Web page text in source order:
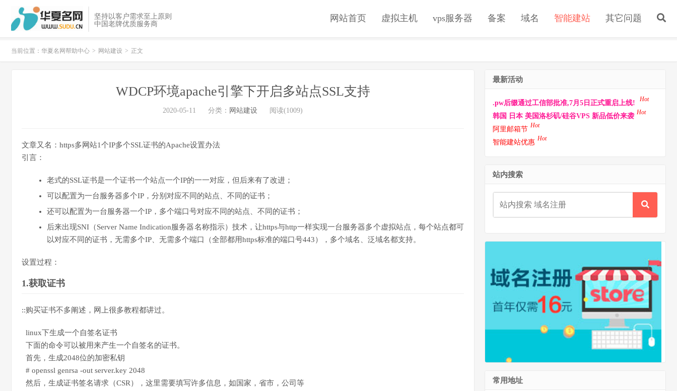
坚持以客户需求至上原则
中国老牌优质服务商
网站首页 虚拟主机 vps服务器 备案 域名 智能建站 其它问题
当前位置： 华夏名网帮助中心 > 网站建设 > 正文
WDCP环境apache引擎下开启多站点SSL支持
2020-05-11 分类： 网站建设 阅读(1009)
文章又名：https多网站1个IP多个SSL证书的Apache设置办法
引言：
老式的SSL证书是一个证书一个站点一个IP的一一对应，但后来有了改进；
可以配置为一台服务器多个IP，分别对应不同的站点、不同的证书；
还可以配置为一台服务器一个IP，多个端口号对应不同的站点、不同的证书；
后来出现SNI（Server Name Indication服务器名称指示）技术，让https与http一样实现一台服务器多个虚拟站点，每个站点都可
以对应不同的证书，无需多个IP、无需多个端口（全部都用https标准的端口号443），多个域名、泛域名都支持。
设置过程：
1.获取证书
::购买证书不多阐述，网上很多教程都讲过。
linux下生成一个自签名证书
下面的命令可以被用来产生一个自签名的证书。
首先，生成2048位的加密私钥
# openssl genrsa -out server.key 2048
然后，生成证书签名请求（CSR），这里需要填写许多信息，如国家，省市，公司等
最新活动
.pw后缀通过工信部批准,7月5日正式重启上线! Hot
韩国 日本 美国洛杉矶/硅谷VPS 新品低价来袭 Hot
阿里邮箱节 Hot
智能建站优惠 Hot
站内搜索
常用地址